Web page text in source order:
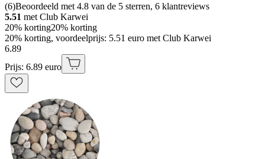
(6)Beoordeeld met 4.8 van de 5 sterren, 6 klantreviews
5.51 met Club Karwei
20% korting20% korting
20% korting, voordeelprijs: 5.51 euro met Club Karwei
6.89
Prijs: 6.89 euro